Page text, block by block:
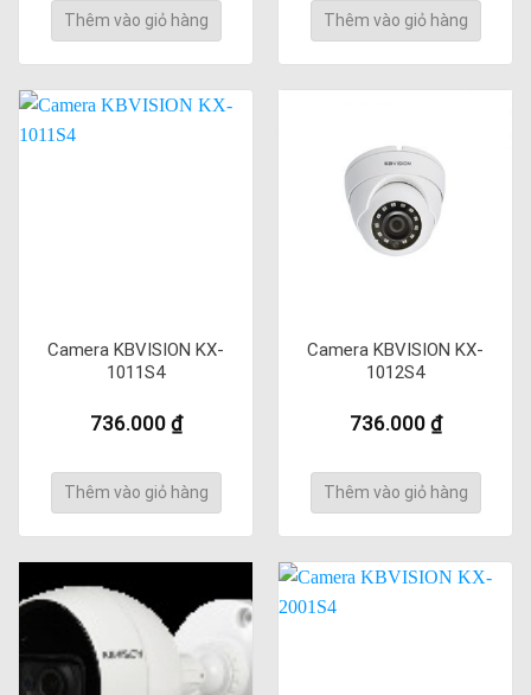
Thêm vào giỏ hàng Thêm vào giỏ hàng
Camera KBVISION KX-
1011S4
736.000 ₫
Thêm vào giỏ hàng
Camera KBVISION KX-
1012S4
736.000 ₫
Thêm vào giỏ hàng